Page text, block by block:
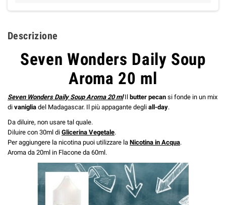
Descrizione
Seven Wonders Daily Soup
Aroma 20 ml
Seven Wonders Daily Soup Aroma 20 mlIl butter pecan si fonde in un mix
di vaniglia del Madagascar. Il più appagante degli all-day.
Da diluire, non usare tal quale.
Diluire con 30ml di Glicerina Vegetale.
Per aggiungere la nicotina puoi utilizzare la Nicotina in Acqua.
Aroma da 20ml in Flacone da 60ml.